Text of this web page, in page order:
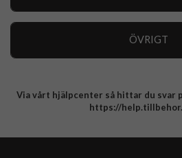
ÖVRIGT
Integritetspolicy
Via vårt hjälpcenter så hittar du svar
https://